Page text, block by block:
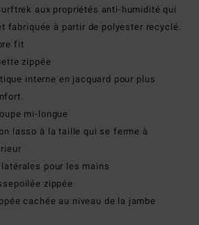
aux propriétés anti-humidité qui
fabriquée à partir de polyester recyclé.
fit
zippée
interne en jacquard pour plus
mi-longue
lasso à la taille qui se ferme à
pour les mains
zippée
cachée au niveau de la jambe